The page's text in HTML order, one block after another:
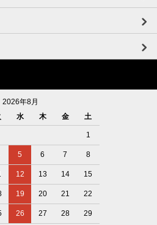
2026年8月
水 木 金 土
1
5 6 7 8
12 13 14 15
19 20 21 22
26 27 28 29